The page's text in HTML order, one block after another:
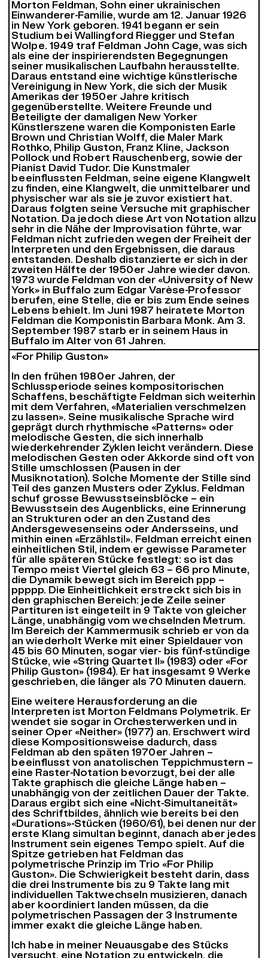
Morton Feldman, Sohn einer ukrainischen
Einwanderer-Familie, wurde am 12. Januar 1926
in New York geboren. 1941 begann er sein
Studium bei Wallingford Riegger und Stefan
Wolpe. 1949 traf Feldman John Cage, was sich
als eine der inspirierendsten Begegnungen
seiner musikalischen Laufbahn herausstellte.
Daraus entstand eine wichtige künstlerische
Vereinigung in New York, die sich der Musik
Amerikas der 1950er Jahre kritisch
gegenüberstellte. Weitere Freunde und
Beteiligte der damaligen New Yorker
Künstlerszene waren die Komponisten Earle
Brown und Christian Wolff, die Maler Mark
Rothko, Philip Guston, Franz Kline, Jackson
Pollock und Robert Rauschenberg, sowie der
Pianist David Tudor. Die Kunstmaler
beeinflussten Feldman, seine eigene Klangwelt
zu finden, eine Klangwelt, die unmittelbarer und
physischer war als sie je zuvor existiert hat.
Daraus folgten seine Versuche mit graphischer
Notation. Da jedoch diese Art von Notation allzu
sehr in die Nähe der Improvisation führte, war
Feldman nicht zufrieden wegen der Freiheit der
Interpreten und den Ergebnissen, die daraus
entstanden. Deshalb distanzierte er sich in der
zweiten Hälfte der 1950er Jahre wieder davon.
1973 wurde Feldman von der «University of New
York» in Buffalo zum Edgar Varèse-Professor
berufen, eine Stelle, die er bis zum Ende seines
Lebens behielt. Im Juni 1987 heiratete Morton
Feldman die Komponistin Barbara Monk. Am 3.
September 1987 starb er in seinem Haus in
Buffalo im Alter von 61 Jahren.
«For Philip Guston»
In den frühen 1980er Jahren, der
Schlussperiode seines kompositorischen
Schaffens, beschäftigte Feldman sich weiterhin
mit dem Verfahren, «Materialien verschmelzen
zu lassen». Seine musikalische Sprache wird
geprägt durch rhythmische «Patterns» oder
melodische Gesten, die sich innerhalb
wiederkehrender Zyklen leicht verändern. Diese
melodischen Gesten oder Akkorde sind oft von
Stille umschlossen (Pausen in der
Musiknotation). Solche Momente der Stille sind
Teil des ganzen Musters oder Zyklus. Feldman
schuf grosse Bewusstseinsblöcke – ein
Bewusstsein des Augenblicks, eine Erinnerung
an Strukturen oder an den Zustand des
Andersgewesenseins oder Andersseins, und
mithin einen «Erzählstil». Feldman erreicht einen
einheitlichen Stil, indem er gewisse Parameter
für alle späteren Stücke festlegt: so ist das
Tempo meist Viertel gleich 63 – 66 pro Minute,
die Dynamik bewegt sich im Bereich ppp –
ppppp. Die Einheitlichkeit erstreckt sich bis in
den graphischen Bereich: jede Zeile seiner
Partituren ist eingeteilt in 9 Takte von gleicher
Länge, unabhängig vom wechselnden Metrum.
Im Bereich der Kammermusik schrieb er von da
an wiederholt Werke mit einer Spieldauer von
45 bis 60 Minuten, sogar vier- bis fünf-stündige
Stücke, wie «String Quartet II» (1983) oder «For
Philip Guston» (1984). Er hat insgesamt 9 Werke
geschrieben, die länger als 70 Minuten dauern.
Eine weitere Herausforderung an die
Interpreten ist Morton Feldmans Polymetrik. Er
wendet sie sogar in Orchesterwerken und in
seiner Oper «Neither» (1977) an. Erschwert wird
diese Kompositionsweise dadurch, dass
Feldman ab den späten 1970er Jahren –
beeinflusst von anatolischen Teppichmustern –
eine Raster-Notation bevorzugt, bei der alle
Takte graphisch die gleiche Länge haben –
unabhängig von der zeitlichen Dauer der Takte.
Daraus ergibt sich eine «Nicht-Simultaneität»
des Schriftbildes, ähnlich wie bereits bei den
«Durations»-Stücken (1960/61), bei denen nur der
erste Klang simultan beginnt, danach aber jedes
Instrument sein eigenes Tempo spielt. Auf die
Spitze getrieben hat Feldman das
polymetrische Prinzip im Trio «For Philip
Guston». Die Schwierigkeit besteht darin, dass
die drei Instrumente bis zu 9 Takte lang mit
individuellen Taktwechseln musizieren, danach
aber koordiniert landen müssen, da die
polymetrischen Passagen der 3 Instrumente
immer exakt die gleiche Länge haben.
Ich habe in meiner Neuausgabe des Stücks
versucht, eine Notation zu entwickeln, die